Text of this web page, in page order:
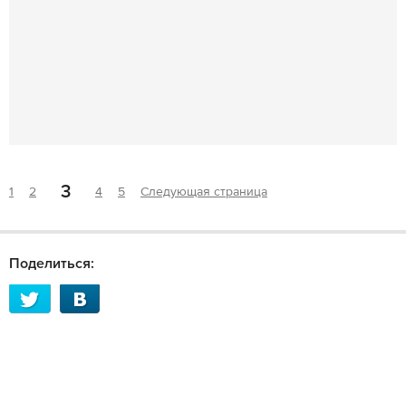
1 2 3 4 5 Следующая страница
Поделиться: